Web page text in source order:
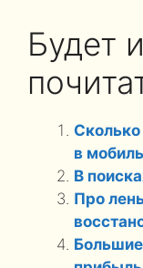
Будет
в
В
Про